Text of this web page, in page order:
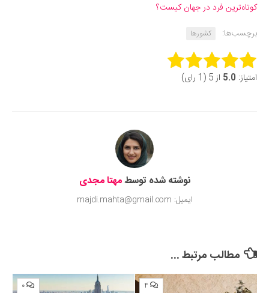
کوتاه‌ترین فرد در جهان کیست؟
برچسب‌ها:
کشورها
Rate this item:
امتیاز: 5.0 از 5 (1 رای)
نوشته شده توسطمهتا مجدی
ایمیل: majdi.mahta@gmail.com
مطالب مرتبط ...
۴ ۰